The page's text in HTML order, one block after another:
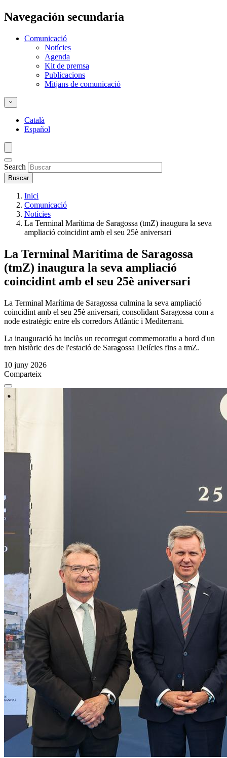
Navegación secundaria
Comunicació
Notícies
Agenda
Kit de premsa
Publicacions
Mitjans de comunicació
Català
Español
Search
Inici
Comunicació
Notícies
La Terminal Marítima de Saragossa (tmZ) inaugura la seva
ampliació coincidint amb el seu 25è aniversari
La Terminal Marítima de Saragossa
(tmZ) inaugura la seva ampliació
coincidint amb el seu 25è aniversari
La Terminal Marítima de Saragossa culmina la seva ampliació
coincidint amb el seu 25è aniversari, consolidant Saragossa com a
node estratègic entre els corredors Atlàntic i Mediterrani.
La inauguració ha inclòs un recorregut commemoratiu a bord d'un
tren històric des de l'estació de Saragossa Delícies fins a tmZ.
10 juny 2026
Comparteix